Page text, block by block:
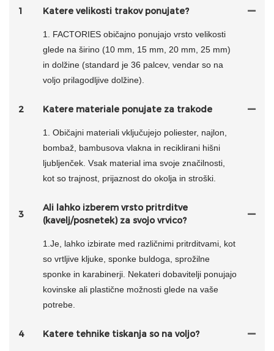
1 Katere velikosti trakov ponujate?
1. FACTORIES običajno ponujajo vrsto velikosti
glede na širino (10 mm, 15 mm, 20 mm, 25 mm)
in dolžine (standard je 36 palcev, vendar so na
voljo prilagodljive dolžine).
2 Katere materiale ponujate za trakode
1. Običajni materiali vključujejo poliester, najlon,
bombaž, bambusova vlakna in reciklirani hišni
ljubljenček. Vsak material ima svoje značilnosti,
kot so trajnost, prijaznost do okolja in stroški.
3
Ali lahko izberem vrsto pritrditve
(kavelj/posnetek) za svojo vrvico?
1.Je, lahko izbirate med različnimi pritrditvami, kot
so vrtljive kljuke, sponke buldoga, sprožilne
sponke in karabinerji. Nekateri dobavitelji ponujajo
kovinske ali plastične možnosti glede na vaše
potrebe.
4 Katere tehnike tiskanja so na voljo?